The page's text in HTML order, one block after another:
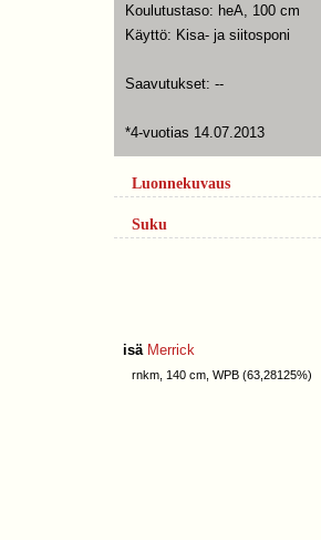
Koulutustaso: heA, 100 cm
Käyttö: Kisa- ja siitosponi
Saavutukset: --
*4-vuotias 14.07.2013
Luonnekuvaus
Suku
isä Merrick
rnkm, 140 cm, WPB (63,28125%)